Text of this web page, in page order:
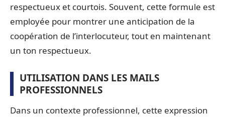
respectueux et courtois. Souvent, cette formule est
employée pour montrer une anticipation de la
coopération de l’interlocuteur, tout en maintenant
un ton respectueux.
UTILISATION DANS LES MAILS
PROFESSIONNELS
Dans un contexte professionnel, cette expression